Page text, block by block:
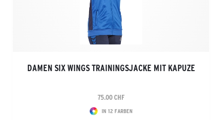
DAMEN SIX WINGS TRAININGSJACKE MIT KAPUZE
75.00 CHF
IN 12 FARBEN